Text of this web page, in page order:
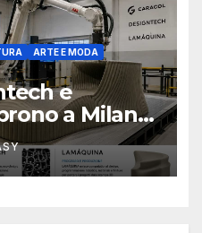
ARTE E MODA
e
a Milano
per la
di